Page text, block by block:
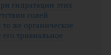
гидратации этих
солей
то же органическое
тривиальное